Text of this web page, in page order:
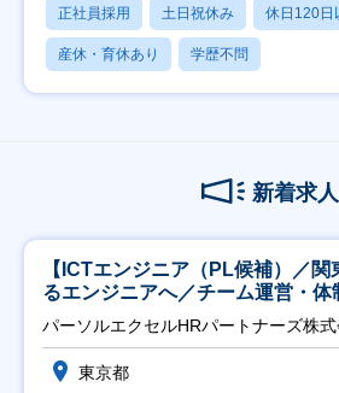
正社員採用 土日祝休み 休日120日
産休・育休あり 学歴不問
新着求人
【ICTエンジニア（PL候補）／
るエンジニアへ／チーム運営・体
パーソルエクセルHRパートナーズ株
東京都